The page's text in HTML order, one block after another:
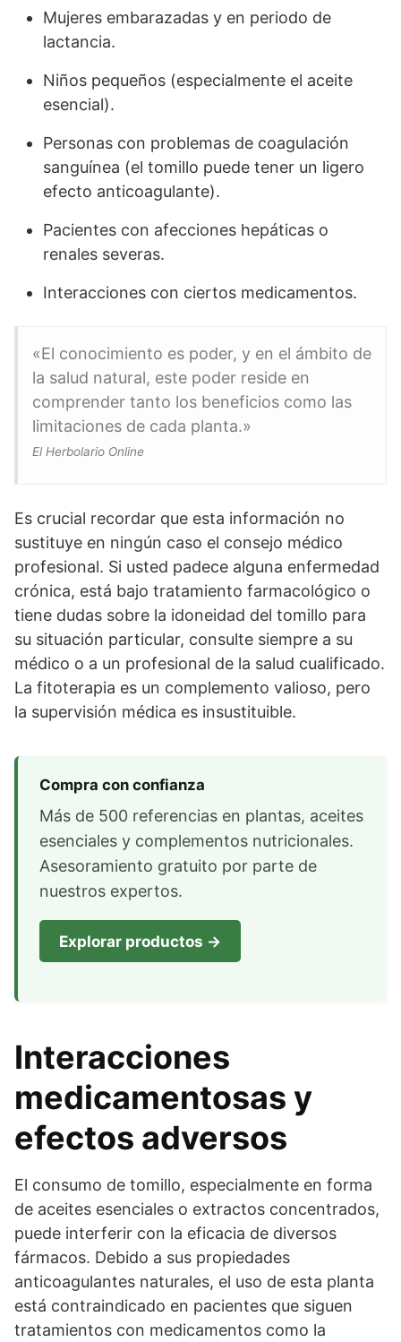
Mujeres embarazadas y en periodo de
lactancia.
Niños pequeños (especialmente el aceite
esencial).
Personas con problemas de coagulación
sanguínea (el tomillo puede tener un ligero
efecto anticoagulante).
Pacientes con afecciones hepáticas o
renales severas.
Interacciones con ciertos medicamentos.
«El conocimiento es poder, y en el ámbito de
la salud natural, este poder reside en
comprender tanto los beneficios como las
limitaciones de cada planta.»
El Herbolario Online
Es crucial recordar que esta información no
sustituye en ningún caso el consejo médico
profesional. Si usted padece alguna enfermedad
crónica, está bajo tratamiento farmacológico o
tiene dudas sobre la idoneidad del tomillo para
su situación particular, consulte siempre a su
médico o a un profesional de la salud cualificado.
La fitoterapia es un complemento valioso, pero
la supervisión médica es insustituible.
Compra con confianza
Más de 500 referencias en plantas, aceites
esenciales y complementos nutricionales.
Asesoramiento gratuito por parte de
nuestros expertos.
Explorar productos →
Interacciones
medicamentosas y
efectos adversos
El consumo de tomillo, especialmente en forma
de aceites esenciales o extractos concentrados,
puede interferir con la eficacia de diversos
fármacos. Debido a sus propiedades
anticoagulantes naturales, el uso de esta planta
está contraindicado en pacientes que siguen
tratamientos con medicamentos como la